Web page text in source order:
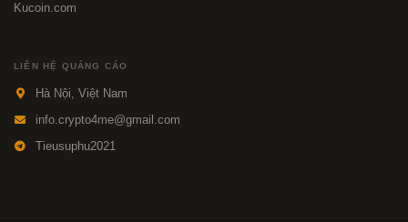
Kucoin.com
LIÊN HỆ QUẢNG CÁO
Hà Nội, Việt Nam
info.crypto4me@gmail.com
Tieusuphu2021